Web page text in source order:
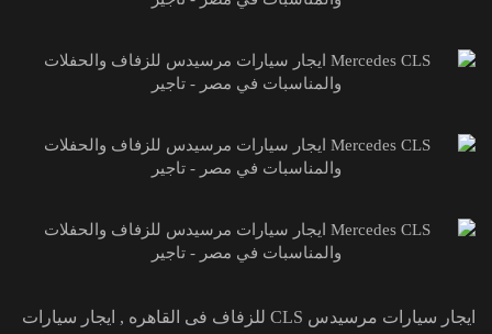
ايجار سيارات مرسيدس CLS للزفاف فى القاهره , ايجار سيارات